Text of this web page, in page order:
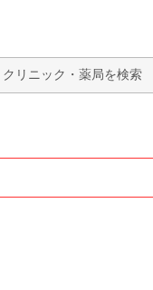
検索